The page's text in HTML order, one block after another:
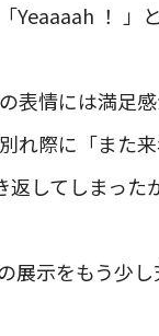
Yeaaaah ！ 」
表情には満足
れ際に「また
してしまっ
示をもう少し